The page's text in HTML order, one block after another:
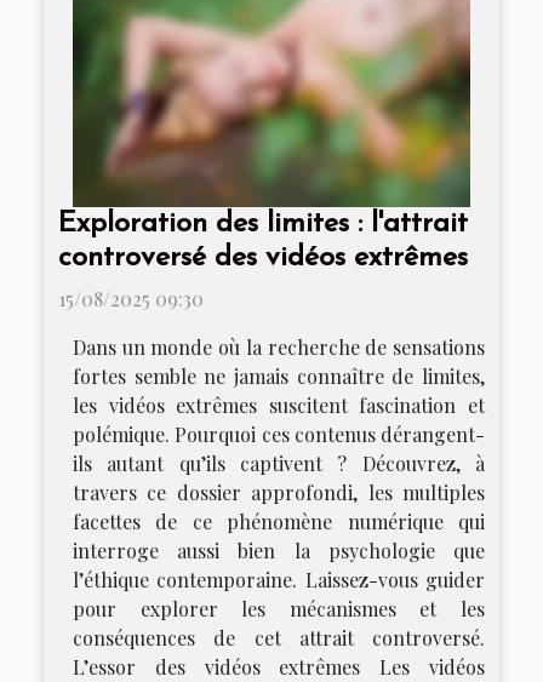
Exploration des limites : l'attrait
controversé des vidéos extrêmes
15/08/2025 09:30
Dans un monde où la recherche de sensations
fortes semble ne jamais connaître de limites,
les vidéos extrêmes suscitent fascination et
polémique. Pourquoi ces contenus dérangent-
ils autant qu’ils captivent ? Découvrez, à
travers ce dossier approfondi, les multiples
facettes de ce phénomène numérique qui
interroge aussi bien la psychologie que
l’éthique contemporaine. Laissez-vous guider
pour explorer les mécanismes et les
conséquences de cet attrait controversé.
L’essor des vidéos extrêmes Les vidéos